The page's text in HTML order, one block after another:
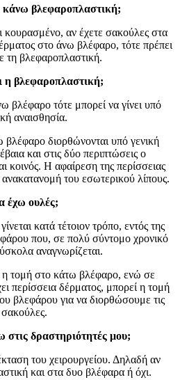
κάνω βλεφαροπλαστική;
κουρασμένο, αν έχετε σακούλες στα
στο άνω βλέφαρο, τότε πρέπει
τη βλεφαροπλαστική.
η βλεφαροπλαστική;
βλέφαρο τότε μπορεί να γίνει υπό
αναισθησία.
διορθώνονται υπό γενική
και στις δύο περιπτώσεις ο
κοινός. Η αφαίρεση της περίσσειας
του εσωτερικού λίπους.
έχω ουλές;
κατά τέτοιον τρόπο, εντός της
που, σε πολύ σύντομο χρονικό
αναγνωρίζεται.
η τομή στο κάτω βλέφαρο, ενώ σε
περίσσεια δέρματος, μπορεί η τομή
βλεφάρου για να διορθώσουμε τις
σακούλες.
στις δραστηριότητές μου;
του χειρουργείου. Δηλαδή αν
και στα δυο βλέφαρα ή όχι.